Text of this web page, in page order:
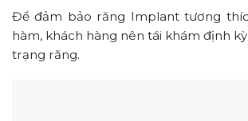
Để đảm bảo răng Implant tương
hàm, khách hàng nên tái khám định
trạng răng.